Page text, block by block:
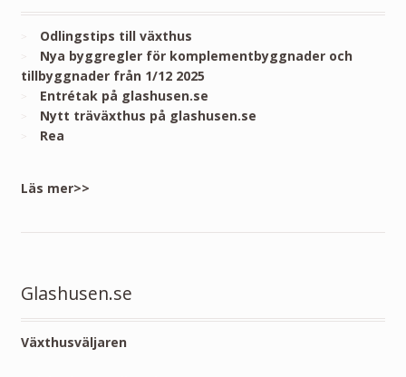
Odlingstips till växthus
Nya byggregler för komplementbyggnader och
tillbyggnader från 1/12 2025
Entrétak på glashusen.se
Nytt träväxthus på glashusen.se
Rea
Läs mer>>
Glashusen.se
Växthusväljaren